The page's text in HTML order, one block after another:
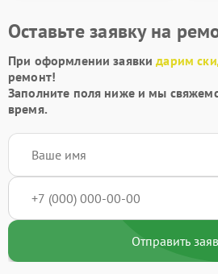
Оставьте заявку на
При оформлении заявкидарим
ремонт!
Заполните поля ниже и мы
время.
Отправить